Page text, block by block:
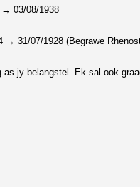
→ 03/08/1938
31/07/1928 (Begrawe
as jy belangstel. Ek sal ook